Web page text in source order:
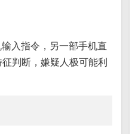
入指令，另一部手机直
判断，嫌疑人极可能利